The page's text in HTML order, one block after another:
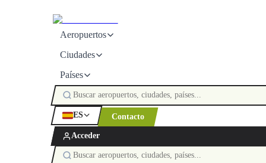
Aeropuertos
Ciudades
Países
ES Contacto
Acceder